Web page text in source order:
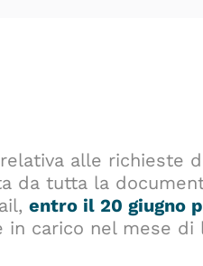
alle richieste
da tutta la
entro il 20 giugno
in carico nel mese di